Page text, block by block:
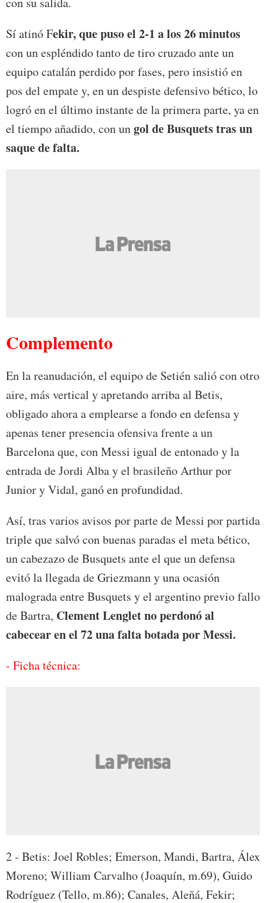
Sí atinó Fekir, que puso el 2-1 a los 26 minutos
con un espléndido tanto de tiro cruzado ante un
equipo catalán perdido por fases, pero insistió en
pos del empate y, en un despiste defensivo bético, lo
logró en el último instante de la primera parte, ya en
el tiempo añadido, con ungol de Busquets tras un
saque de falta.
Complemento
En la reanudación, el equipo de Setién salió con otro
aire, más vertical y apretando arriba al Betis,
obligado ahora a emplearse a fondo en defensa y
apenas tener presencia ofensiva frente a un
Barcelona que, con Messi igual de entonado y la
entrada de Jordi Alba y el brasileño Arthur por
Junior y Vidal, ganó en profundidad.
Así, tras varios avisos por parte de Messi por partida
triple que salvó con buenas paradas el meta bético,
un cabezazo de Busquets ante el que un defensa
evitó la llegada de Griezmann y una ocasión
malograda entre Busquets y el argentino previo fallo
de Bartra, Clement Lenglet no perdonó al
cabecear en el 72 una falta botada por Messi.
- Ficha técnica:
2 - Betis: Joel Robles; Emerson, Mandi, Bartra, Álex
Moreno; William Carvalho (Joaquín, m.69), Guido
Rodríguez (Tello, m.86); Canales, Aleñá, Fekir;